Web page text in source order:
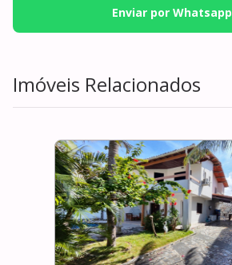
Enviar por Whatsapp
Imóveis Relacionados